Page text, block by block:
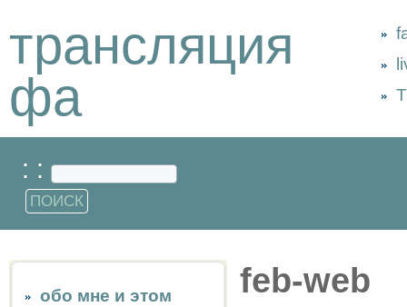
трансляция
фа
: :
обо мне и этом
feb-web